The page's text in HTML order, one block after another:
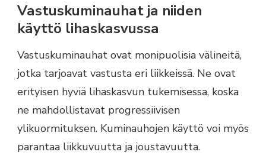
Vastuskuminauhat ja niiden
käyttö lihaskasvussa
Vastuskuminauhat ovat monipuolisia välineitä,
jotka tarjoavat vastusta eri liikkeissä. Ne ovat
erityisen hyviä lihaskasvun tukemisessa, koska
ne mahdollistavat progressiivisen
ylikuormituksen. Kuminauhojen käyttö voi myös
parantaa liikkuvuutta ja joustavuutta.